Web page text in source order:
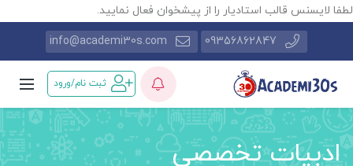
لطفا لایسنس قالب استادیار را از پیشخوان فعال نمایید.
09356862847
info@academi30s.com
ثبت نام/ورود
ادبیات تخصصی